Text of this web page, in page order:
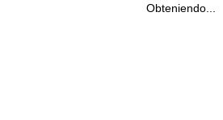
Obteniendo...